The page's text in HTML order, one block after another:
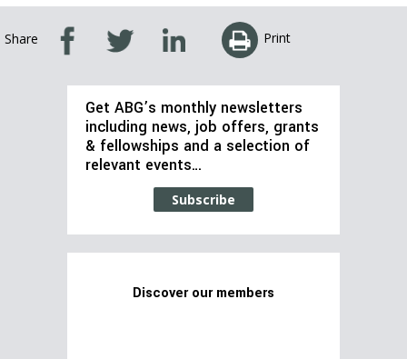
Share Print
Get ABG’s monthly newsletters
including news, job offers, grants
& fellowships and a selection of
relevant events…
Subscribe
Discover our members